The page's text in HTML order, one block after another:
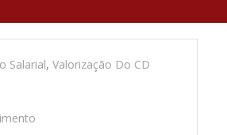
Salarial,Valorização Do CD